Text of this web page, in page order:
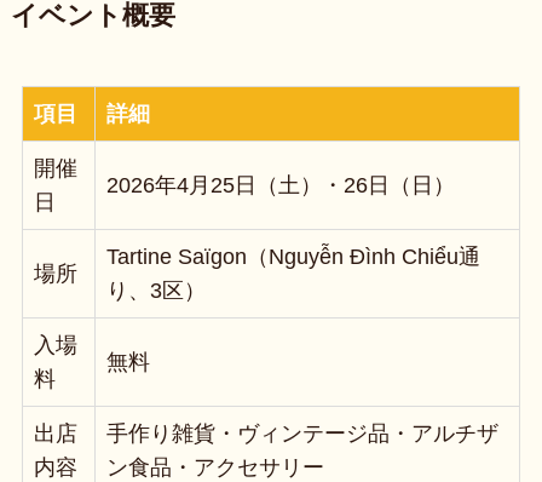
イベント概要
項目 詳細
開催
日
2026年4月25日（土）・26日（日）
場所
Tartine Saïgon（Nguyễn Đình Chiểu通
り、3区）
入場
料
無料
出店
内容
手作り雑貨・ヴィンテージ品・アルチザ
ン食品・アクセサリー